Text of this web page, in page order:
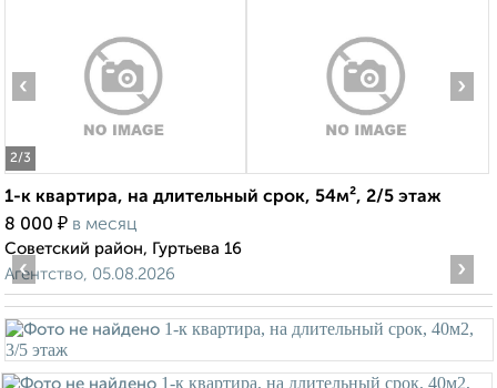
2/3
‹ ›
1-к квартира, на длительный срок, 54м², 2/5 этаж
8 000 ₽ в месяц
Советский район, Гуртьева 16
Агентство, 05.08.2026
‹ ›